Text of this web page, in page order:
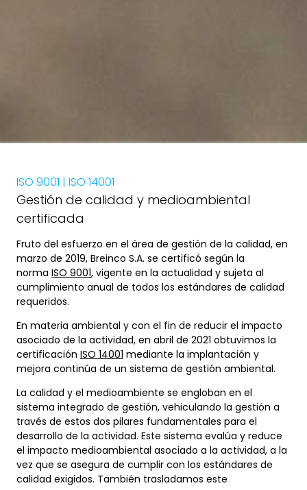
ISO 9001 | ISO 14001
Gestión de calidad y medioambiental
certificada
Fruto del esfuerzo en el área de gestión de la calidad, en
marzo de 2019, Breinco S.A. se certificó según la
norma ISO 9001, vigente en la actualidad y sujeta al
cumplimiento anual de todos los estándares de calidad
requeridos.
En materia ambiental y con el fin de reducir el impacto
asociado de la actividad, en abril de 2021 obtuvimos la
certificación ISO 14001 mediante la implantación y
mejora continúa de un sistema de gestión ambiental.
La calidad y el medioambiente se engloban en el
sistema integrado de gestión, vehiculando la gestión a
través de estos dos pilares fundamentales para el
desarrollo de la actividad. Este sistema evalúa y reduce
el impacto medioambiental asociado a la actividad, a la
vez que se asegura de cumplir con los estándares de
calidad exigidos. También trasladamos este